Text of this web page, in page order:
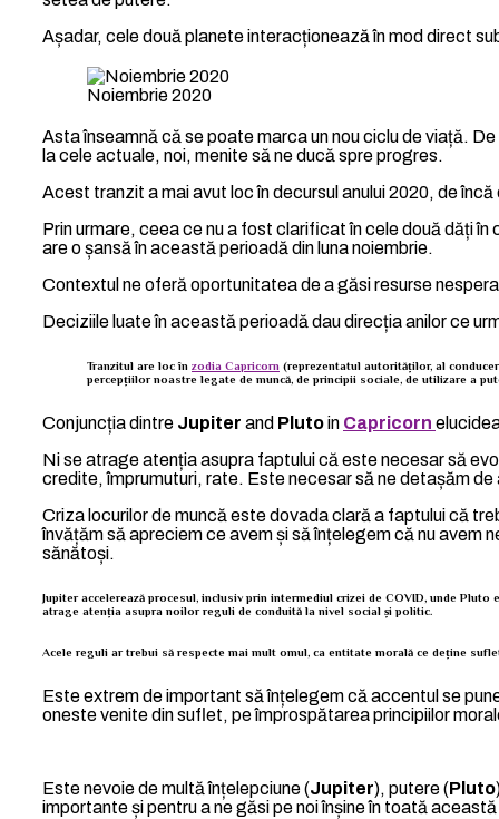
Așadar, cele două planete interacționează în mod direct
Noiembrie 2020
Asta înseamnă că se poate marca un nou ciclu de viață.
la cele actuale, noi, menite să ne ducă spre progres.
Acest tranzit a mai avut loc în decursul anului 2020, de încă
Prin urmare, ceea ce nu a fost clarificat în cele două dăți
are o șansă în această perioadă din luna noiembrie.
Contextul ne oferă oportunitatea de a găsi resurse
Deciziile luate în această perioadă dau direcția anilor ce
Tranzitul are loc în zodia Capricorn (reprezentatul autorităților, al
percepțiilor noastre legate de muncă, de principii sociale, de utilizare a
Conjuncția dintre Jupiter and Plutoin Capricorn
Ni se atrage atenția asupra faptului că este necesar să
credite, împrumuturi, rate. Este necesar să ne detașăm de
Criza locurilor de muncă este dovada clară a faptului că
învățăm să apreciem ce avem și să înțelegem că nu avem
sănătoși.
Jupiter accelerează procesul, inclusiv prin intermediul crizei de COVID, unde
atrage atenția asupra noilor reguli de conduită la nivel social și politic.
Acele reguli ar trebui să respecte mai mult omul, ca entitate morală ce deține
Este extrem de important să înțelegem că accentul se
oneste venite din suflet, pe împrospătarea principiilor
Este nevoie de multă înțelepciune (Jupiter), putere (Pluto
importante și pentru a ne găsi pe noi înșine în toată